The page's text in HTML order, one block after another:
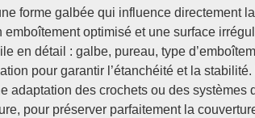
forme galbée qui influence directement
emboîtement optimisé et une surface
en détail : galbe, pureau, type
pour garantir l’étanchéité et la
adaptation des crochets ou des systèmes
pour préserver parfaitement la